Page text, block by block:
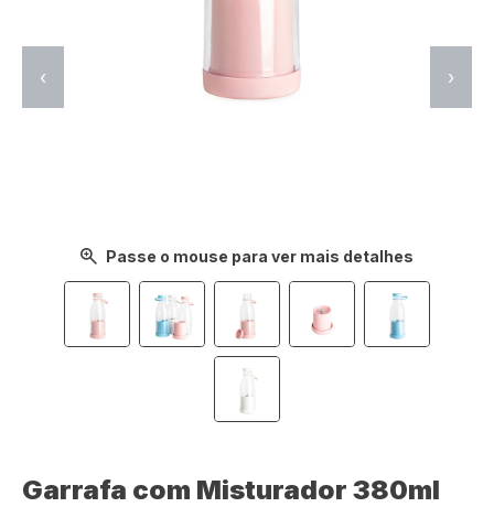
Passe o mouse para ver mais detalhes
‹ ›
Garrafa com Misturador 380ml